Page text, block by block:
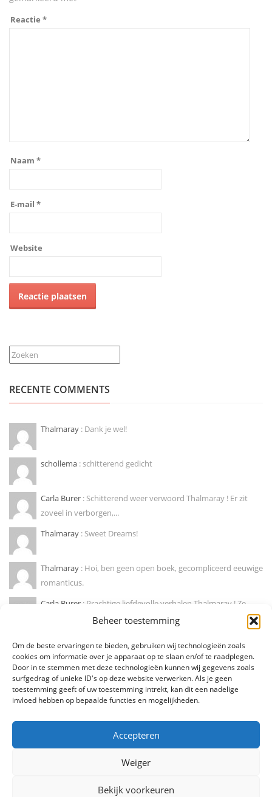
Beheer toestemming
Om de beste ervaringen te bieden, gebruiken wij technologieën zoals
cookies om informatie over je apparaat op te slaan en/of te raadplegen.
Door in te stemmen met deze technologieën kunnen wij gegevens zoals
surfgedrag of unieke ID's op deze website verwerken. Als je geen
toestemming geeft of uw toestemming intrekt, kan dit een nadelige
invloed hebben op bepaalde functies en mogelijkheden.
Accepteren
Weiger
Bekijk voorkeuren
Reactie *
Naam *
E-mail *
Website
Zoeken
RECENTE COMMENTS
Thalmaray : Dank je wel!
schollema : schitterend gedicht
Carla Burer : Schitterend weer verwoord Thalmaray ! Er zit
zoveel in verborgen,...
Thalmaray : Sweet Dreams!
Thalmaray : Hoi, ben geen open boek, gecompliceerd eeuwige
romanticus.
Carla Burer : Prachtige liefdevolle verhalen Thalmaray ! Ze
doen mij wegdromen naar...
Diederik Den Dooven: Dit soort van eenzaamheid herken ik
als deel van mezelf!...